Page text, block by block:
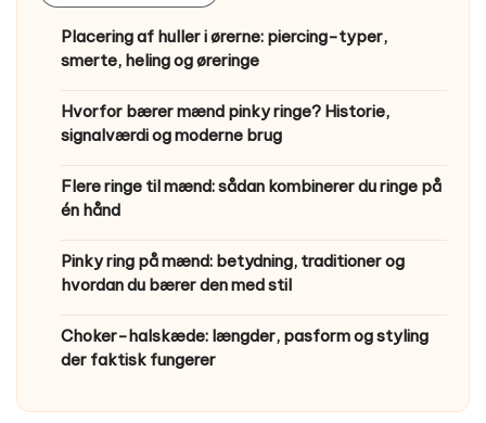
Placering af huller i ørerne: piercing-typer,
smerte, heling og øreringe
Hvorfor bærer mænd pinky ringe? Historie,
signalværdi og moderne brug
Flere ringe til mænd: sådan kombinerer du ringe på
én hånd
Pinky ring på mænd: betydning, traditioner og
hvordan du bærer den med stil
Choker-halskæde: længder, pasform og styling
der faktisk fungerer